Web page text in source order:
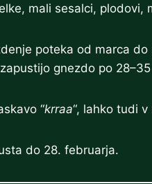
mali sesalci, plodovi,
poteka od marca do
gnezdo po
“krraa“, lahko tudi v
do 28. februarja.